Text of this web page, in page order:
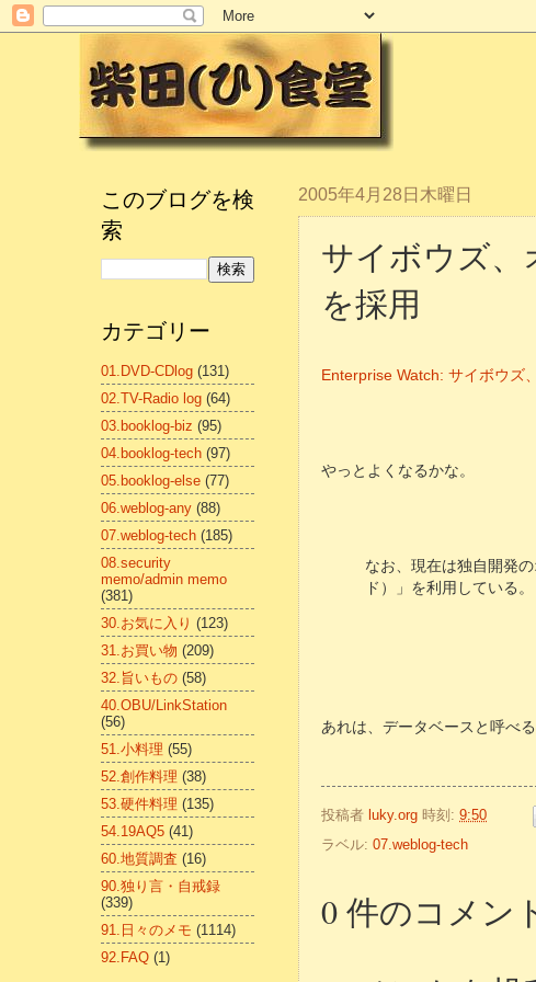
2005年4月28日木曜日
サイボウズ、
を採用
Enterprise Watch: サイボウズ
やっとよくなるかな。
なお、現在は独自開発
ド）」を利用している。
あれは、データベースと呼べ
投稿者 luky.org 時刻: 9:50
ラベル: 07.weblog-tech
0 件のコメン
このブログを検
索
カテゴリー
01.DVD-CDlog (131)
02.TV-Radio log (64)
03.booklog-biz (95)
04.booklog-tech (97)
05.booklog-else (77)
06.weblog-any (88)
07.weblog-tech (185)
08.security
memo/admin memo
(381)
30.お気に入り (123)
31.お買い物 (209)
32.旨いもの (58)
40.OBU/LinkStation
(56)
51.小料理 (55)
52.創作料理 (38)
53.硬件料理 (135)
54.19AQ5 (41)
60.地質調査 (16)
90.独り言・自戒録
(339)
91.日々のメモ (1114)
92.FAQ (1)